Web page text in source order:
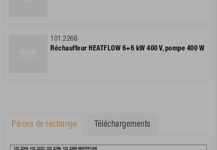
101.2266
Réchauffeur HEATFLOW 6+6 kW 400 V, pompe 400 W
Pièces de rechange Téléchargements